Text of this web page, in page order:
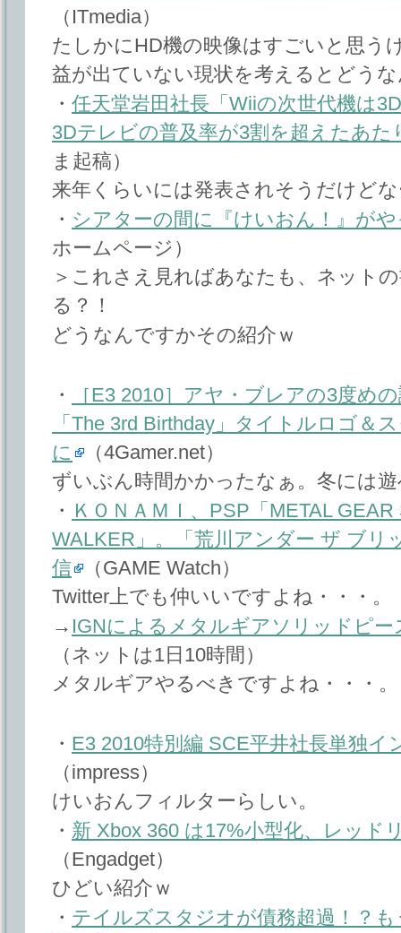
（ITmedia）
たしかにHD機の映像はすごいと思う
益が出ていない現状を考えるとどう
・ 任天堂岩田社長「Wiiの次世代機は
3Dテレビの普及率が3割を超えたあた
ま起稿）
来年くらいには発表されそうだけど
・ シアターの間に『けいおん！』が
ホームページ）
＞これさえ見ればあなたも、ネット
る？！
どうなんですかその紹介ｗ
・
［E3 2010］アヤ・ブレアの3度め
「The 3rd Birthday」タイトルロゴ＆
に
（4Gamer.net）
ずいぶん時間かかったなぁ。冬には
・ ＫＯＮＡＭＩ、PSP「METAL
WALKER」。「荒川アンダー ザ ブリ
信
（GAME Watch）
Twitter上でも仲いいですよね・・・。
→ IGNによるメタルギアソリッドピ
（ネットは1日10時間）
メタルギアやるべきですよね・・・。
・ E3 2010特別編 SCE平井社長単独イ
（impress）
けいおんフィルターらしい。
・ 新 Xbox 360 は17%小型化、レッド
（Engadget）
ひどい紹介ｗ
・ テイルズスタジオが債務超過！？